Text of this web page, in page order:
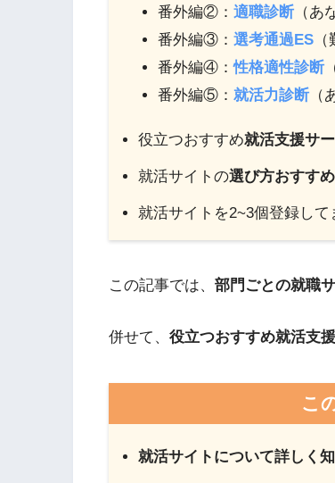
番外編②：適職診断 （あ
番外編③：選考通過ES
番外編④：性格適性診断
番外編⑤：就活力診断
役立つおすすめ就活支援サ
就活サイトの選び方おすす
就活サイトを2~3個登録し
この記事では、 部門ごとの就職
併せて、 役立つおすすめ就活支
こ
就活サイトについて詳しく